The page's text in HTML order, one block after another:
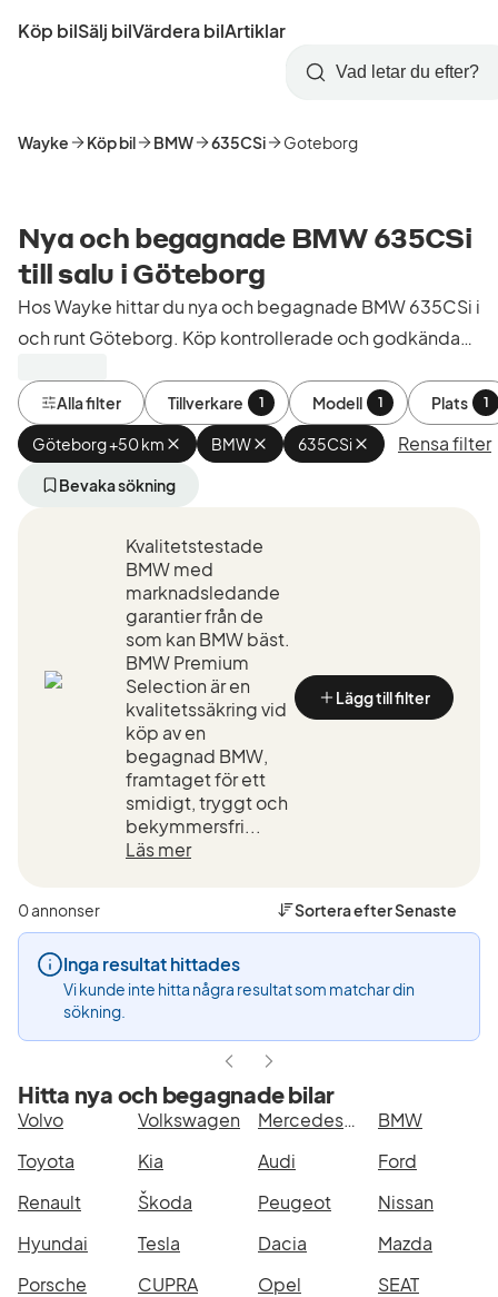
till
Startsida
Köp bilSälj bilVärdera bilArtiklar
Skapa
konto
Logga
in
Sök
Wayke Köp bil BMW 635CSi Goteborg
Nya och begagnade BMW 635CSi
till salu i Göteborg
Hos Wayke hittar du nya och begagnade BMW 635CSi i
och runt Göteborg. Köp kontrollerade och godkända
Alla filter Tillverkare 1 Modell 1 Plats 1
Göteborg +50 km Ta
bort
aktivt
+50
km
(Plats)
BMW Ta
bort
(Tillverkare)
635CSi Ta
bort
Rensa filter
Bevaka sökning
Kvalitetstestade
BMW med
marknadsledande
garantier från de
som kan BMW bäst.
BMW Premium
Selection är en
kvalitetssäkring vid
köp av en
begagnad BMW,
framtaget för ett
smidigt, tryggt och
bekymmersfri...
Läs mer
Lägg till filter
0 annonser Sortera efterSenaste
Inga resultat hittades
Vi kunde inte hitta några resultat som matchar din
sökning.
Hitta nya och begagnade bilar
Volvo Volkswagen Mercedes-Benz
BMW
Toyota
Kia Audi
Ford
Renault
Škoda Peugeot
Nissan
Hyundai
Tesla Dacia
Mazda
Porsche
CUPRA Opel SEAT